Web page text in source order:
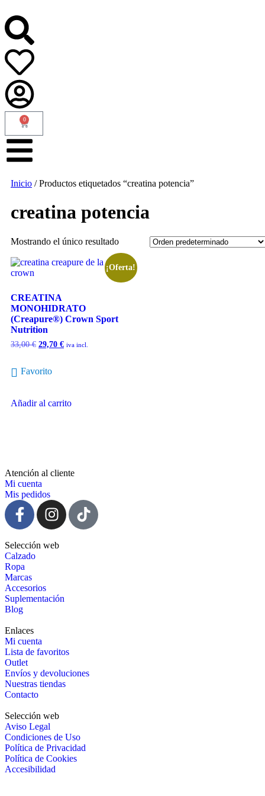
0
Inicio / Productos etiquetados “creatina potencia”
creatina potencia
Mostrando el único resultado
¡Oferta!
CREATINA
MONOHIDRATO
(Creapure®) Crown Sport
Nutrition
33,00€ 29,70 € iva incl.
Favorito
Añadir al carrito
Atención al cliente
Mi cuenta
Mis pedidos
Selección web
Calzado
Ropa
Marcas
Accesorios
Suplementación
Blog
Enlaces
Mi cuenta
Lista de favoritos
Outlet
Envíos y devoluciones
Nuestras tiendas
Contacto
Selección web
Aviso Legal
Condiciones de Uso
Política de Privacidad
Política de Cookies
Accesibilidad